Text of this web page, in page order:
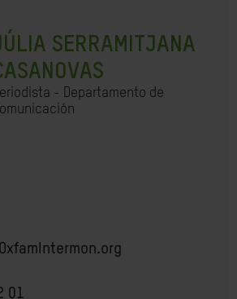
SERRAMITJANA
- Departamento de
01